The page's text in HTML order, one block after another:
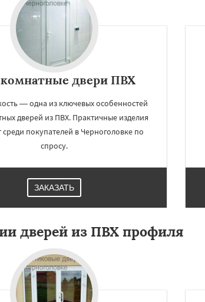
двери ПВХ
— одна из ключевых особенностей
дверей из ПВХ. Практичные изделия
покупателей в Черноголовке по
спросу.
ЗАКАЗАТЬ
дверей из ПВХ профиля